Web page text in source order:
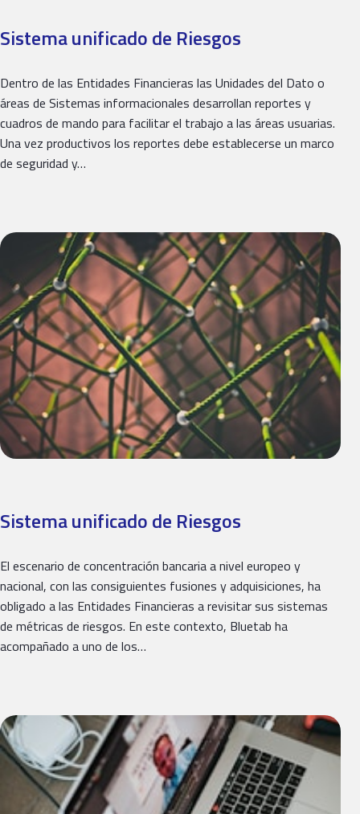
Sistema unificado de Riesgos​
Dentro de las Entidades Financieras las Unidades del Dato o
áreas de Sistemas informacionales desarrollan reportes y
cuadros de mando para facilitar el trabajo a las áreas usuarias.
Una vez productivos los reportes debe establecerse un marco
de seguridad y…
Sistema unificado de Riesgos
El escenario de concentración bancaria a nivel europeo y
nacional, con las consiguientes fusiones y adquisiciones, ha
obligado a las Entidades Financieras a revisitar sus sistemas
de métricas de riesgos. En este contexto, Bluetab ha
acompañado a uno de los…